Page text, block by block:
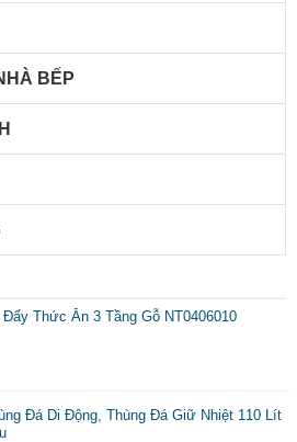
BẾP
Đẩy Thức Ăn 3 Tầng Gỗ NT0406010
Đá Di Động, Thùng Đá Giữ Nhiệt 110 Lít